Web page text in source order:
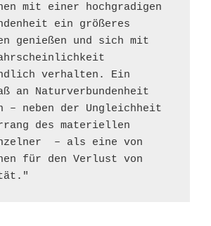
mit einer hochgradigen
ein größeres
genießen und sich mit
verhalten. Ein
an Naturverbundenheit
– neben der Ungleichheit
des materiellen
– als eine von
für den Verlust von